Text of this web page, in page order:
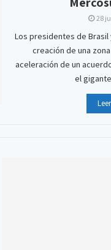
28
Los presidentes de Brasil
creación de una
aceleración de un
el